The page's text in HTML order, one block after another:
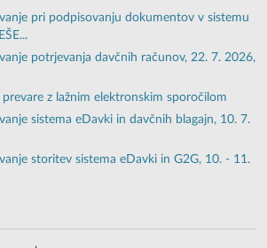
pri podpisovanju dokumentov v sistemu
potrjevanja davčnih računov, 22. 7. 2026,
z lažnim elektronskim sporočilom
sistema eDavki in davčnih blagajn, 10. 7.
storitev sistema eDavki in G2G, 10. - 11.